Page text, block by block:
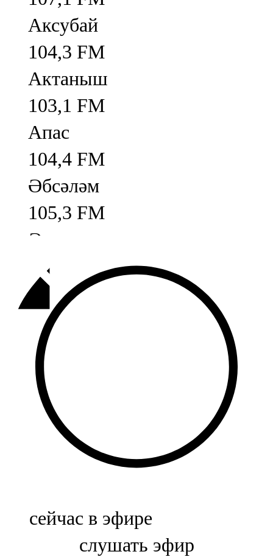
Аксубай
104,3 FM
Актаныш
103,1 FM
Апас
104,4 FM
Әбсәләм
105,3 FM
Әлмәт
92,9 FM
Базарлы матак
107,1 FM
Балык бистәсе
104,9 FM
Баулы
107,5 FM
Биләр
Болгар
сейчас в эфире
слушать эфир